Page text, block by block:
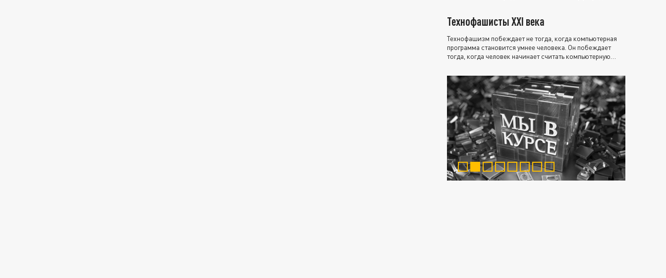
Технофашисты XXI века
Технофашизм побеждает не тогда, когда компьютерная
программа становится умнее человека. Он побеждает
тогда, когда человек начинает считать компьютерную